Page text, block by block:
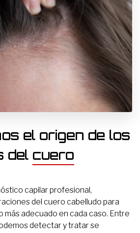
el origen de los
del cuero
capilar profesional,
del cuero cabelludo para
más adecuado en cada caso. Entre
detectar y tratar se